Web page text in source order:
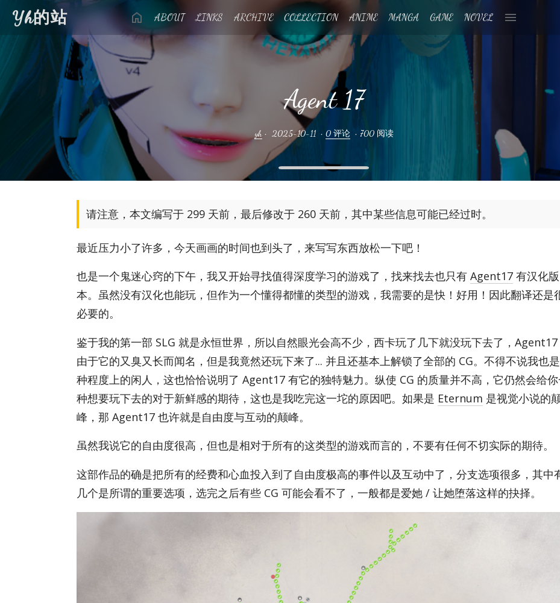
Yh的站 ABOUT LINKS ARCHIVE COLLECTION ANIME MANGA GAME NOVEL
Agent 17
yh• 2025-10-11• 0 评论• 700 阅读
请注意，本文编写于 299 天前，最后修改于 260 天前，其中某些信息可能已经过时。
最近压力小了许多，今天画画的时间也到头了，来写写东西放松一下吧！
也是一个鬼迷心窍的下午，我又开始寻找值得深度学习的游戏了，找来找去也只有 Agent17 有汉化版
本。虽然没有汉化也能玩，但作为一个懂得都懂的类型的游戏，我需要的是快！好用！因此翻译还是
必要的。
鉴于我的第一部 SLG 就是永恒世界，所以自然眼光会高不少，西卡玩了几下就没玩下去了，Agen­t17
由于它的又臭又长而闻名，但是我竟然还玩下来了... 并且还基本上解锁了全部的 CG。不得不说我也
种程度上的闲人，这也恰恰说明了 Agen­t17 有它的独特魅力。纵使 CG 的质量并不高，它仍然会给
种想要玩下去的对于新鲜感的期待，这也是我吃完这一坨的原因吧。如果是 Eternum 是视觉小说的
峰，那 Agen­t17 也许就是自由度与互动的颠峰。
虽然我说它的自由度很高，但也是相对于所有的这类型的游戏而言的，不要有任何不切实际的期待。
这部作品的确是把所有的经费和心血投入到了自由度极高的事件以及互动中了，分支选项很多，其中
几个是所谓的重要选项，选完之后有些 CG 可能会看不了，一般都是爱她 / 让她堕落这样的抉择。